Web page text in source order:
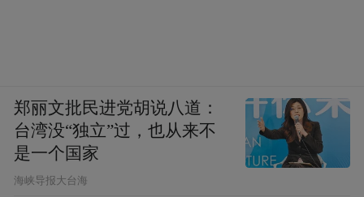
郑丽文批民进党胡说八道：
台湾没“独立”过，也从来不
是一个国家
​海峡导报大台海